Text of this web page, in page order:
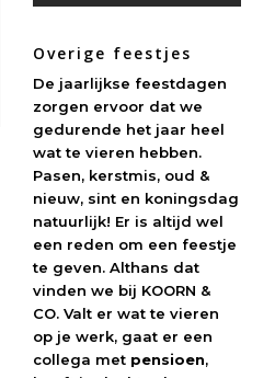
Overige feestjes
De jaarlijkse feestdagen
zorgen ervoor dat we
gedurende het jaar heel
wat te vieren hebben.
Pasen, kerstmis, oud &
nieuw, sint en koningsdag
natuurlijk! Er is altijd wel
een reden om een feestje
te geven. Althans dat
vinden we bij KOORN &
CO. Valt er wat te vieren
op je werk, gaat er een
collega met pensioen,